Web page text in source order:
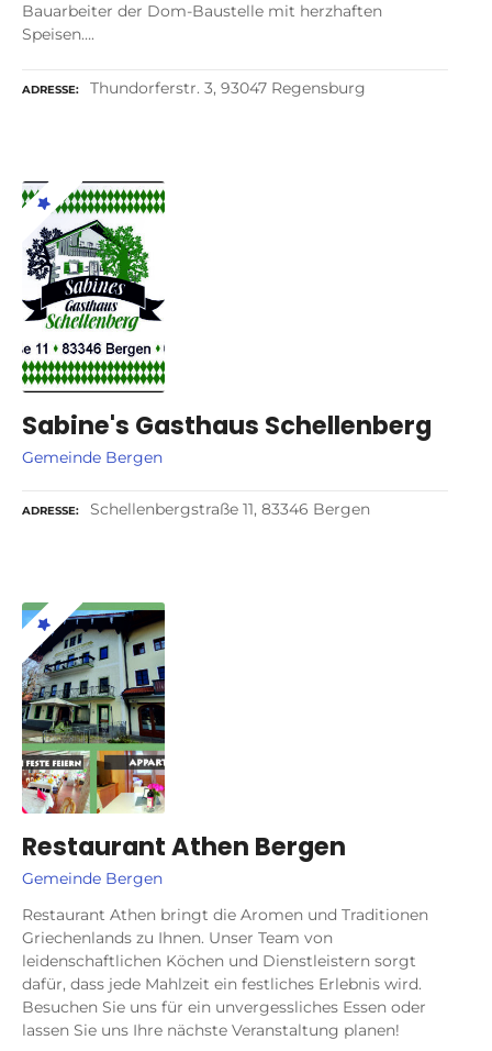
Bauarbeiter der Dom-Baustelle mit herzhaften
Speisen….
ADRESSE Thundorferstr. 3, 93047 Regensburg
Sabine's Gasthaus Schellenberg
Gemeinde Bergen
ADRESSE Schellenbergstraße 11, 83346 Bergen
Restaurant Athen Bergen
Gemeinde Bergen
Restaurant Athen bringt die Aromen und Traditionen
Griechenlands zu Ihnen. Unser Team von
leidenschaftlichen Köchen und Dienstleistern sorgt
dafür, dass jede Mahlzeit ein festliches Erlebnis wird.
Besuchen Sie uns für ein unvergessliches Essen oder
lassen Sie uns Ihre nächste Veranstaltung planen!